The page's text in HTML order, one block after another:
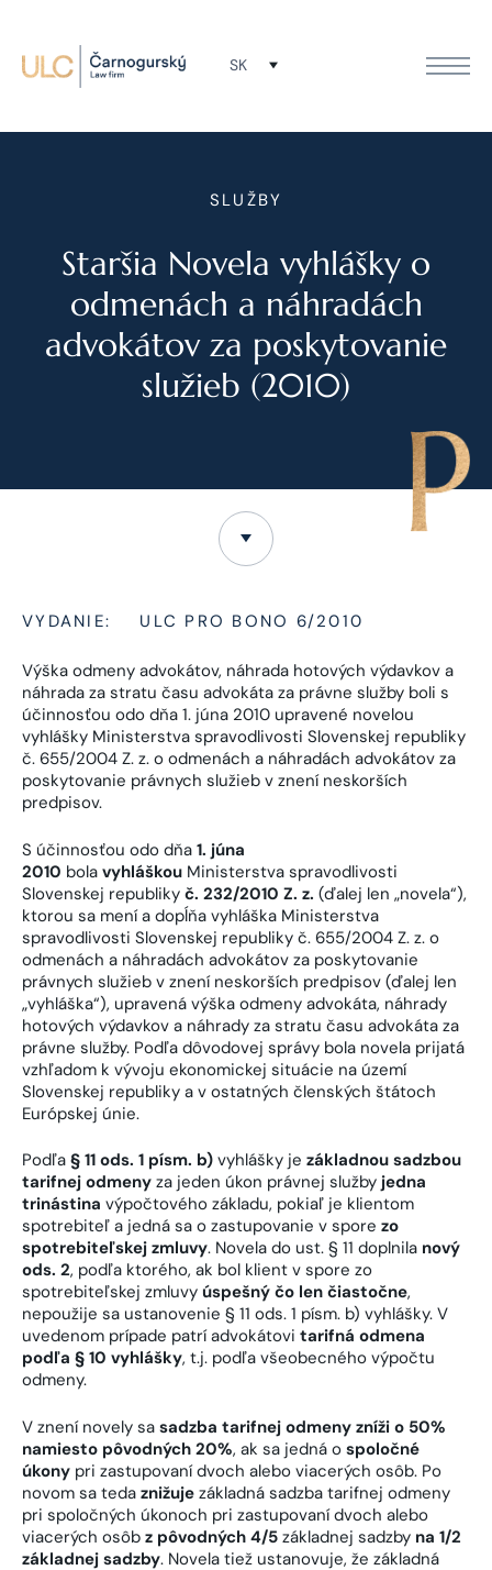
SK
SLUŽBY
Staršia Novela vyhlášky o
odmenách a náhradách
advokátov za poskytovanie
služieb (2010)
VYDANIE: ULC PRO BONO 6/2010
Výška odmeny advokátov, náhrada hotových výdavkov a
náhrada za stratu času advokáta za právne služby boli s
účinnosťou odo dňa 1. júna 2010 upravené novelou
vyhlášky Ministerstva spravodlivosti Slovenskej republiky
č. 655/2004 Z. z. o odmenách a náhradách advokátov za
poskytovanie právnych služieb v znení neskorších
predpisov.
S účinnosťou odo dňa 1. júna
2010 bola vyhláškou Ministerstva spravodlivosti
Slovenskej republiky č. 232/2010 Z. z. (ďalej len „novela“),
ktorou sa mení a dopĺňa vyhláška Ministerstva
spravodlivosti Slovenskej republiky č. 655/2004 Z. z. o
odmenách a náhradách advokátov za poskytovanie
právnych služieb v znení neskorších predpisov (ďalej len
„vyhláška“), upravená výška odmeny advokáta, náhrady
hotových výdavkov a náhrady za stratu času advokáta za
právne služby. Podľa dôvodovej správy bola novela prijatá
vzhľadom k vývoju ekonomickej situácie na území
Slovenskej republiky a v ostatných členských štátoch
Európskej únie.
Podľa § 11 ods. 1 písm. b) vyhlášky je základnou sadzbou
tarifnej odmeny za jeden úkon právnej služby jedna
trinástina výpočtového základu, pokiaľ je klientom
spotrebiteľ a jedná sa o zastupovanie v spore zo
spotrebiteľskej zmluvy. Novela do ust. § 11 doplnila nový
ods. 2, podľa ktorého, ak bol klient v spore zo
spotrebiteľskej zmluvy úspešný čo len čiastočne,
nepoužije sa ustanovenie § 11 ods. 1 písm. b) vyhlášky. V
uvedenom prípade patrí advokátovi tarifná odmena
podľa § 10 vyhlášky, t.j. podľa všeobecného výpočtu
odmeny.
V znení novely sa sadzba tarifnej odmeny zníži o 50%
namiesto pôvodných 20%, ak sa jedná o spoločné
úkony pri zastupovaní dvoch alebo viacerých osôb. Po
novom sa teda znižuje základná sadzba tarifnej odmeny
pri spoločných úkonoch pri zastupovaní dvoch alebo
viacerých osôb z pôvodných 4/5 základnej sadzby na 1/2
základnej sadzby. Novela tiež ustanovuje, že základná